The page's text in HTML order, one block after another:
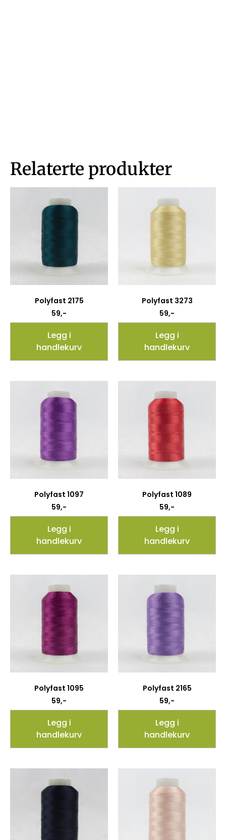
Relaterte produkter
Polyfast 2175
59,-
Legg i
handlekurv
Polyfast 3273
59,-
Legg i
handlekurv
Polyfast 1097
59,-
Legg i
handlekurv
Polyfast 1089
59,-
Legg i
handlekurv
Polyfast 1095
59,-
Legg i
handlekurv
Polyfast 2165
59,-
Legg i
handlekurv